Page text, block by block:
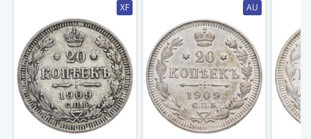
после
реформы
(1997-
Юбилейные
XF AU